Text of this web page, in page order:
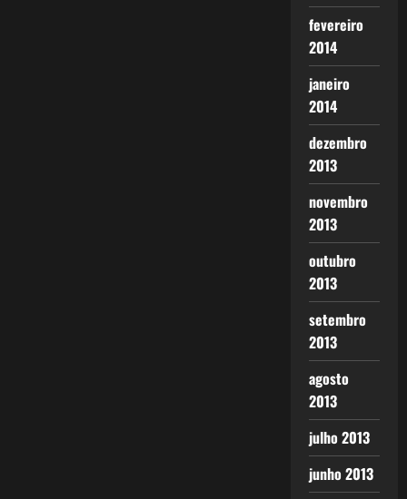
fevereiro
2014
janeiro
2014
dezembro
2013
novembro
2013
outubro
2013
setembro
2013
agosto
2013
julho 2013
junho 2013